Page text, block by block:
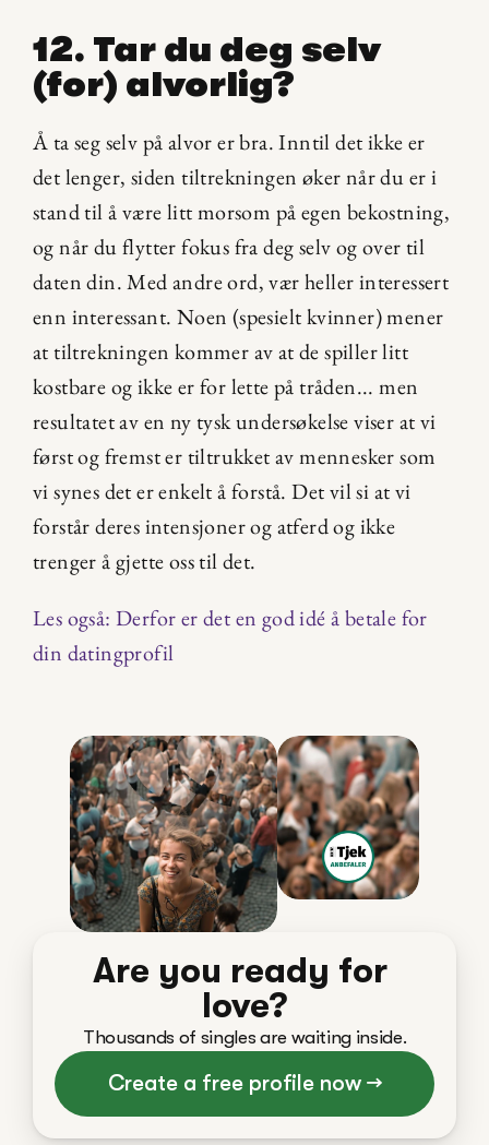
12. Tar du deg selv
(for) alvorlig?
Å ta seg selv på alvor er bra. Inntil det ikke er
det lenger, siden tiltrekningen øker når du er i
stand til å være litt morsom på egen bekostning,
og når du flytter fokus fra deg selv og over til
daten din. Med andre ord, vær heller interessert
enn interessant. Noen (spesielt kvinner) mener
at tiltrekningen kommer av at de spiller litt
kostbare og ikke er for lette på tråden... men
resultatet av en ny tysk undersøkelse viser at vi
først og fremst er tiltrukket av mennesker som
vi synes det er enkelt å forstå. Det vil si at vi
forstår deres intensjoner og atferd og ikke
trenger å gjette oss til det.
Les også: Derfor er det en god idé å betale for
din datingprofil
Are you ready for
love?
Thousands of singles are waiting inside.
Create a free profile now →